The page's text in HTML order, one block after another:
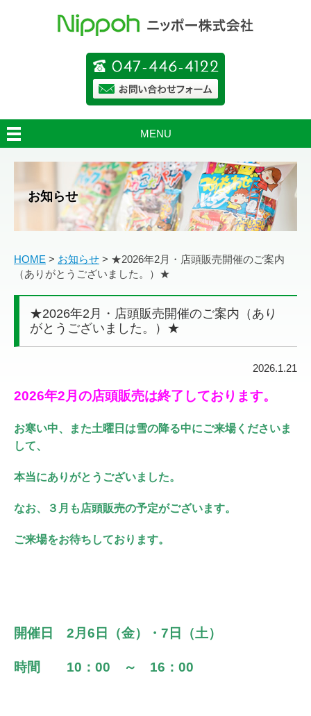
MENU
お知らせ
HOME > お知らせ > ★2026年2月・店頭販売開催のご案内
（ありがとうございました。）★
★2026年2月・店頭販売開催のご案内（あり
がとうございました。）★
2026.1.21
2026年2月の店頭販売は終了しております。
お寒い中、また土曜日は雪の降る中にご来場くださいま
して、
本当にありがとうございました。
なお、３月も店頭販売の予定がございます。
ご来場をお待ちしております。
開催日 2月6日（金）・7日（土）
時間 10：00 ～ 16：00